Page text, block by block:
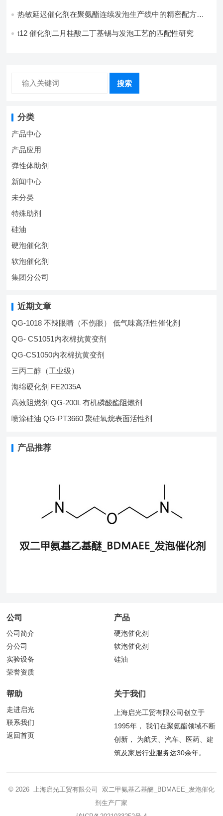
热敏延迟催化剂在聚氨酯连续发泡生产线中的精密配方设
t12 催化剂二月桂酸二丁基锡与发泡工艺的匹配性研究
搜索
分类
产品中心
产品应用
弹性体助剂
新闻中心
未分类
特殊助剂
硅油
硬泡催化剂
软泡催化剂
集团分公司
近期文章
QG-1018 不辣眼睛（不伤眼） 低气味高活性催化剂
QG- CS1051内衣棉抗黄变剂
QG-CS1050内衣棉抗黄变剂
三丙二醇（工业级）
海绵硬化剂 FE2035A
高效阻燃剂 QG-200L 有机磷酸酯阻燃剂
喷涂硅油 QG-PT3660 聚硅氧烷表面活性剂
产品推荐
公司
公司简介
分公司
实验设备
荣誉资质
产品
硬泡催化剂
软泡催化剂
硅油
帮助
走进启光
联系我们
返回首页
关于我们
上海启光工贸有限公司创立于
1995年， 我们在聚氨酯领域不断
创新， 为航天、汽车、医药、建
筑及家居行业服务达30余年。
© 2026 上海启光工贸有限公司 双二甲氨基乙基醚_BDMAEE_发泡催化
剂生产厂家